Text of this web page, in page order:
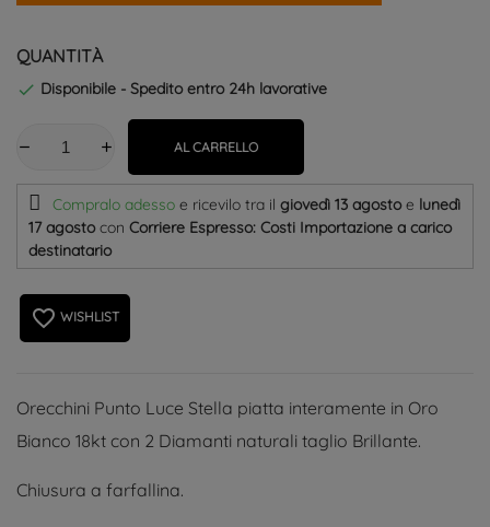
QUANTITÀ
 Disponibile - Spedito entro 24h lavorative
AL CARRELLO
Compralo adesso e ricevilo tra il giovedì 13 agostoe lunedì
17 agosto con Corriere Espresso: Costi Importazione a carico
destinatario
favorite_border WISHLIST
Orecchini Punto Luce Stella piatta interamente in Oro
Bianco 18kt con 2 Diamanti naturali taglio Brillante.
Chiusura a farfallina.